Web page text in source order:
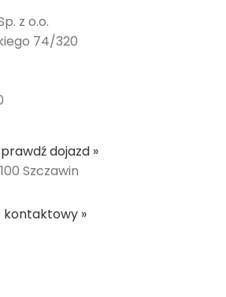
z o.o.
74/320
dojazd »
Szczawin
»